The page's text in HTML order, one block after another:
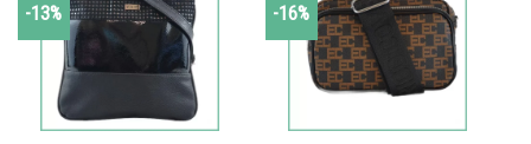
-13% -16%